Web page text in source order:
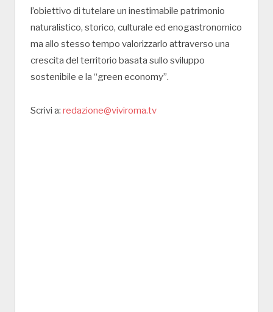
l’obiettivo di tutelare un inestimabile patrimonio
naturalistico, storico, culturale ed enogastronomico
ma allo stesso tempo valorizzarlo attraverso una
crescita del territorio basata sullo sviluppo
sostenibile e la “green economy”.
Scrivi a: redazione@viviroma.tv